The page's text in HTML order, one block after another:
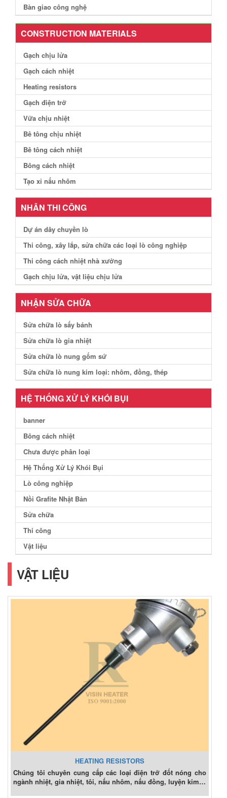
Bàn giao công nghệ
CONSTRUCTION MATERIALS
Gạch chịu lửa
Gạch cách nhiệt
Heating resistors
Gạch điện trở
Vữa chịu nhiệt
Bê tông chịu nhiệt
Bê tông cách nhiệt
Bông cách nhiệt
Tạo xỉ nấu nhôm
NHÂN THI CÔNG
Dự án dây chuyền lò
Thi công, xây lắp, sửa chữa các loại lò công nghiệp
Thi công cách nhiệt nhà xưởng
Gạch chịu lửa, vật liệu chịu lửa
NHẬN SỬA CHỮA
Sửa chữa lò sấy bánh
Sửa chữa lò gia nhiệt
Sửa chữa lò nung gốm sứ
Sửa chữa lò nung kim loại: nhôm, đồng, thép
HỆ THỐNG XỬ LÝ KHÓI BỤI
banner
Bông cách nhiệt
Chưa được phân loại
Hệ Thống Xử Lý Khói Bụi
Lò công nghiệp
Nồi Grafite Nhật Bản
Sửa chữa
Thi công
Vật liệu
VẬT LIỆU
HEATING RESISTORS
Chúng tôi chuyên cung cấp các loại điện trở đốt nóng cho
ngành nhiệt, gia nhiệt, tôi, nấu nhôm, nấu đồng, luyện kim…